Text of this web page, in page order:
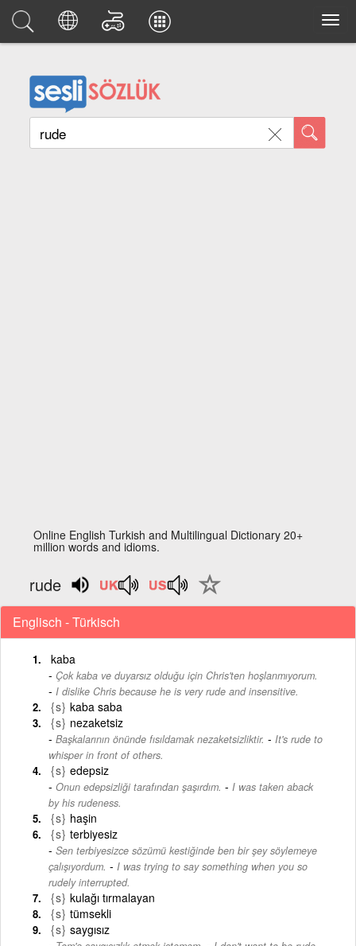
Online English Turkish and Multilingual Dictionary 20+
million words and idioms.
rude
Englisch - Türkisch
kaba
Çok kaba ve duyarsız olduğu için Chris'ten hoşlanmıyorum.
- I dislike Chris because he is very rude and insensitive.
{s} kaba saba
{s} nezaketsiz
Başkalarının önünde fısıldamak nezaketsizliktir. - It's rude to
whisper in front of others.
{s} edepsiz
Onun edepsizliği tarafından şaşırdım. - I was taken aback
by his rudeness.
{s} haşin
{s} terbiyesiz
Sen terbiyesizce sözümü kestiğinde ben bir şey söylemeye
çalışıyordum. - I was trying to say something when you so
rudely interrupted.
{s} kulağı tırmalayan
{s} tümsekli
{s} saygısız